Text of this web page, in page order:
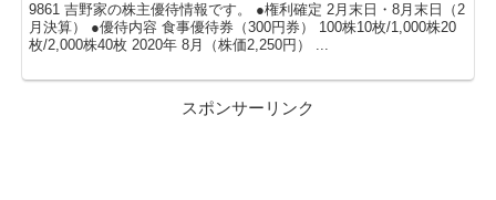
9861 吉野家の株主優待情報です。 ●権利確定 2月末日・8月末日（2
月決算） ●優待内容 食事優待券（300円券） 100株10枚/1,000株20
枚/2,000株40枚 2020年 8月（株価2,250円） ...
スポンサーリンク